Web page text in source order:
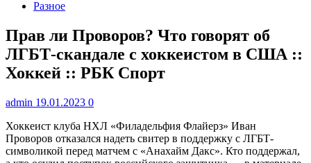
Разное
Прав ли Проворов? Что говорят об
ЛГБТ-скандале с хоккеистом в США ::
Хоккей :: РБК Спорт
admin 19.01.2023 0
Хоккеист клуба НХЛ «Филадельфия Флайерз» Иван
Проворов отказался надеть свитер в поддержку с ЛГБТ-
символикой перед матчем с «Анахайм Дакс». Кто поддержал,